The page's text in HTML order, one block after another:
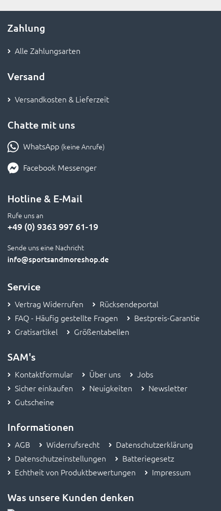
Zahlung
Alle Zahlungsarten
Versand
Versandkosten & Lieferzeit
Chatte mit uns
WhatsApp (keine Anrufe)
Facebook Messenger
Hotline & E-Mail
Rufe uns an
+49 (0) 9363 997 61-19
Sende uns eine Nachricht
info@sportsandmoreshop.de
Service
Vertrag Widerrufen
Rücksendeportal
FAQ - Häufig gestellte Fragen
Bestpreis-Garantie
Gratisartikel
Größentabellen
SAM's
Kontaktformular Über uns
Jobs
Sicher einkaufen
Neuigkeiten
Newsletter
Gutscheine
Informationen
AGB Widerrufsrecht
Datenschutzerklärung
Datenschutzeinstellungen
Batteriegesetz
Echtheit von Produktbewertungen
Impressum
Was unsere Kunden denken